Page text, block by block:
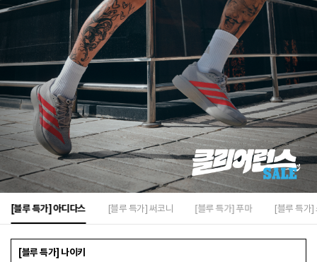
[블루 특가] 아디다스 [블루 특가] 써코니 [블루 특가] 푸마 [블루 특가]
[블루 특가] 나이키